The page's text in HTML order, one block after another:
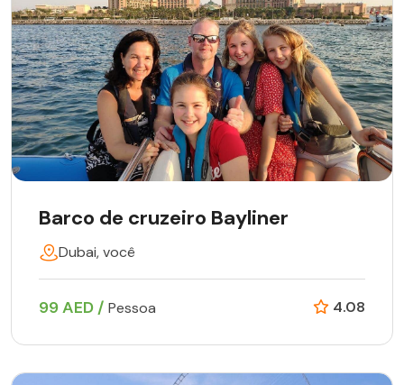
Barco de cruzeiro Bayliner
Dubai, você
99 AED / Pessoa 4.08